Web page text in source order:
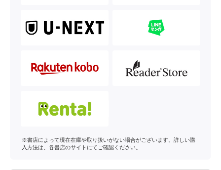
※書店によって現在在庫や取り扱いがない場合がございます。詳しい購
入方法は、各書店のサイトにてご確認ください。